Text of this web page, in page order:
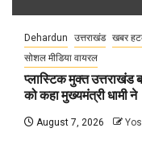
Dehardun उत्तराखंड खबर
सोशल मीडिया वायरल
प्लास्टिक मुक्त उत्तराखंड
को कहा मुख्यमंत्री धामी ने
August 7, 2026